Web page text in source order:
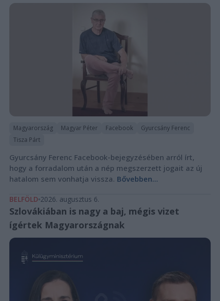
Magyarország Magyar Péter Facebook
Gyurcsány Ferenc
Tisza Párt
Gyurcsány Ferenc Facebook-bejegyzésében arról írt,
hogy a forradalom után a nép megszerzett jogait az új
hatalom sem vonhatja vissza. Bővebben...
BELFÖLD 2026. augusztus 6.
Szlovákiában is nagy a baj, mégis vizet
ígértek Magyarországnak